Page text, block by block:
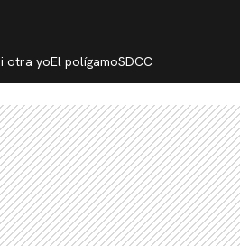
otra yoEl polígamoSDCC